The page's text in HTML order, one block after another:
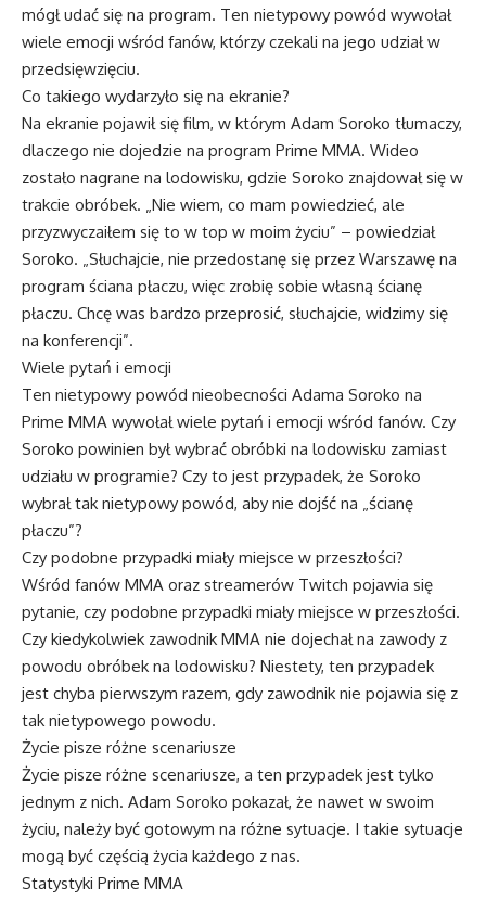
mógł udać się na program. Ten nietypowy powód wywołał
wiele emocji wśród fanów, którzy czekali na jego udział w
przedsięwzięciu.
Co takiego wydarzyło się na ekranie?
Na ekranie pojawił się film, w którym Adam Soroko tłumaczy,
dlaczego nie dojedzie na program Prime MMA. Wideo
zostało nagrane na lodowisku, gdzie Soroko znajdował się w
trakcie obróbek. „Nie wiem, co mam powiedzieć, ale
przyzwyczaiłem się to w top w moim życiu” – powiedział
Soroko. „Słuchajcie, nie przedostanę się przez Warszawę na
program ściana płaczu, więc zrobię sobie własną ścianę
płaczu. Chcę was bardzo przeprosić, słuchajcie, widzimy się
na konferencji”.
Wiele pytań i emocji
Ten nietypowy powód nieobecności Adama Soroko na
Prime MMA wywołał wiele pytań i emocji wśród fanów. Czy
Soroko powinien był wybrać obróbki na lodowisku zamiast
udziału w programie? Czy to jest przypadek, że Soroko
wybrał tak nietypowy powód, aby nie dojść na „ścianę
płaczu”?
Czy podobne przypadki miały miejsce w przeszłości?
Wśród fanów MMA oraz streamerów Twitch pojawia się
pytanie, czy podobne przypadki miały miejsce w przeszłości.
Czy kiedykolwiek zawodnik MMA nie dojechał na zawody z
powodu obróbek na lodowisku? Niestety, ten przypadek
jest chyba pierwszym razem, gdy zawodnik nie pojawia się z
tak nietypowego powodu.
Życie pisze różne scenariusze
Życie pisze różne scenariusze, a ten przypadek jest tylko
jednym z nich. Adam Soroko pokazał, że nawet w swoim
życiu, należy być gotowym na różne sytuacje. I takie sytuacje
mogą być częścią życia każdego z nas.
Statystyki Prime MMA